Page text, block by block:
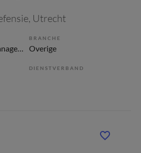
, Utrecht
Overige beroepen management
BRANCHE
Overige
DIENSTVERBAND